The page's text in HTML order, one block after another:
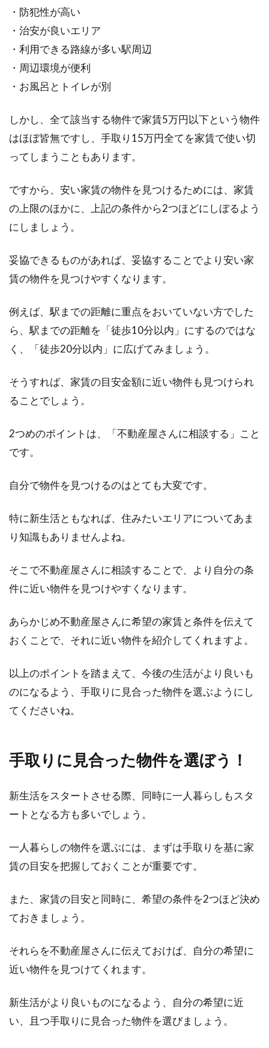
・防犯性が高い
・治安が良いエリア
・利用できる路線が多い駅周辺
・周辺環境が便利
・お風呂とトイレが別
しかし、全て該当する物件で家賃5万円以下という物件
はほぼ皆無ですし、手取り15万円全てを家賃で使い切
ってしまうこともあります。
ですから、安い家賃の物件を見つけるためには、家賃
の上限のほかに、上記の条件から2つほどにしぼるよう
にしましょう。
妥協できるものがあれば、妥協することでより安い家
賃の物件を見つけやすくなります。
例えば、駅までの距離に重点をおいていない方でした
ら、駅までの距離を「徒歩10分以内」にするのではな
く、「徒歩20分以内」に広げてみましょう。
そうすれば、家賃の目安金額に近い物件も見つけられ
ることでしょう。
2つめのポイントは、「不動産屋さんに相談する」こと
です。
自分で物件を見つけるのはとても大変です。
特に新生活ともなれば、住みたいエリアについてあま
り知識もありませんよね。
そこで不動産屋さんに相談することで、より自分の条
件に近い物件を見つけやすくなります。
あらかじめ不動産屋さんに希望の家賃と条件を伝えて
おくことで、それに近い物件を紹介してくれますよ。
以上のポイントを踏まえて、今後の生活がより良いも
のになるよう、手取りに見合った物件を選ぶようにし
てくださいね。
手取りに見合った物件を選ぼう！
新生活をスタートさせる際、同時に一人暮らしもスタ
ートとなる方も多いでしょう。
一人暮らしの物件を選ぶには、まずは手取りを基に家
賃の目安を把握しておくことが重要です。
また、家賃の目安と同時に、希望の条件を2つほど決め
ておきましょう。
それらを不動産屋さんに伝えておけば、自分の希望に
近い物件を見つけてくれます。
新生活がより良いものになるよう、自分の希望に近
い、且つ手取りに見合った物件を選びましょう。